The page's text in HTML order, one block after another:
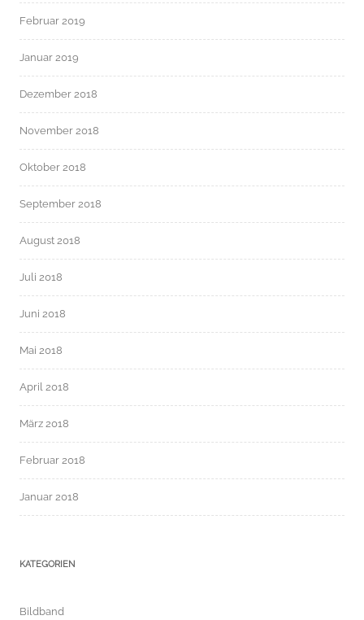
Februar 2019
Januar 2019
Dezember 2018
November 2018
Oktober 2018
September 2018
August 2018
Juli 2018
Juni 2018
Mai 2018
April 2018
März 2018
Februar 2018
Januar 2018
KATEGORIEN
Bildband